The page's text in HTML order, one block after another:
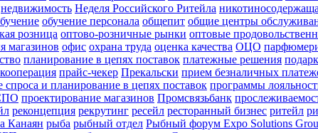
недвижимость Неделя Российского Ритейла
обучение персонала общепит общие центры
розница оптово-розничные рынки оптовые
магазинов офис охрана труда оценка качества ОЦО
планирование в цепях поставок платежные решения
прайс-чекер Прекальски прием безналичных
спроса и планирование в цепях поставок программы
проектирование магазинов Промсвязьбанк
реконцепция рекрутинг ресейл ресторанный бизнес ритейл
Канаян рыба рыбный отдел Рыбный форум Expo Solutions